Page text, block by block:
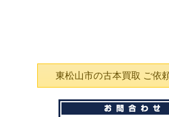
東松山市の古本買取 ご依